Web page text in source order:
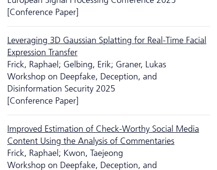
[Conference Paper]
Leveraging 3D Gaussian Splatting for Real-Time Facial
Expression Transfer
Frick, Raphael; Gelbing, Erik; Graner, Lukas
Workshop on Deepfake, Deception, and
Disinformation Security 2025
[Conference Paper]
Improved Estimation of Check-Worthy Social Media
Content Using the Analysis of Commentaries
Frick, Raphael; Kwon, Taejeong
Workshop on Deepfake, Deception, and